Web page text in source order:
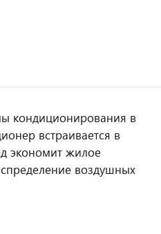
кондиционирования в
встраивается в
экономит жилое
воздушных